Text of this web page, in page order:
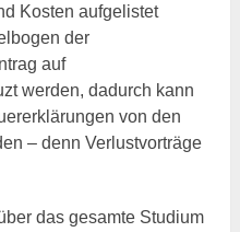
Kosten aufgelistet
der
auf
werden, dadurch kann
von den
– denn Verlustvorträge
das gesamte Studium